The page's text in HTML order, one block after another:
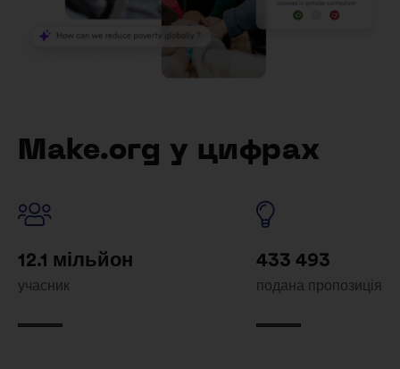
Make.org у цифрах
12.1 мільйон
учасник
433 493
подана пропозиція